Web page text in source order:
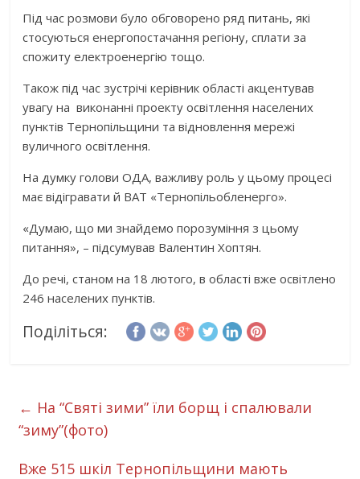
Під час розмови було обговорено ряд питань, які
стосуються енергопостачання регіону, сплати за
спожиту електроенергію тощо.
Також під час зустрічі керівник області акцентував
увагу на виконанні проекту освітлення населених
пунктів Тернопільщини та відновлення мережі
вуличного освітлення.
На думку голови ОДА, важливу роль у цьому процесі
має відігравати й ВАТ «Тернопільобленерго».
«Думаю, що ми знайдемо порозуміння з цьому
питання», – підсумував Валентин Хоптян.
До речі, станом на 18 лютого, в області вже освітлено
246 населених пунктів.
Поділіться:
← На “Святі зими” їли борщ і спалювали
“зиму”(фото)
Вже 515 шкіл Тернопільщини мають